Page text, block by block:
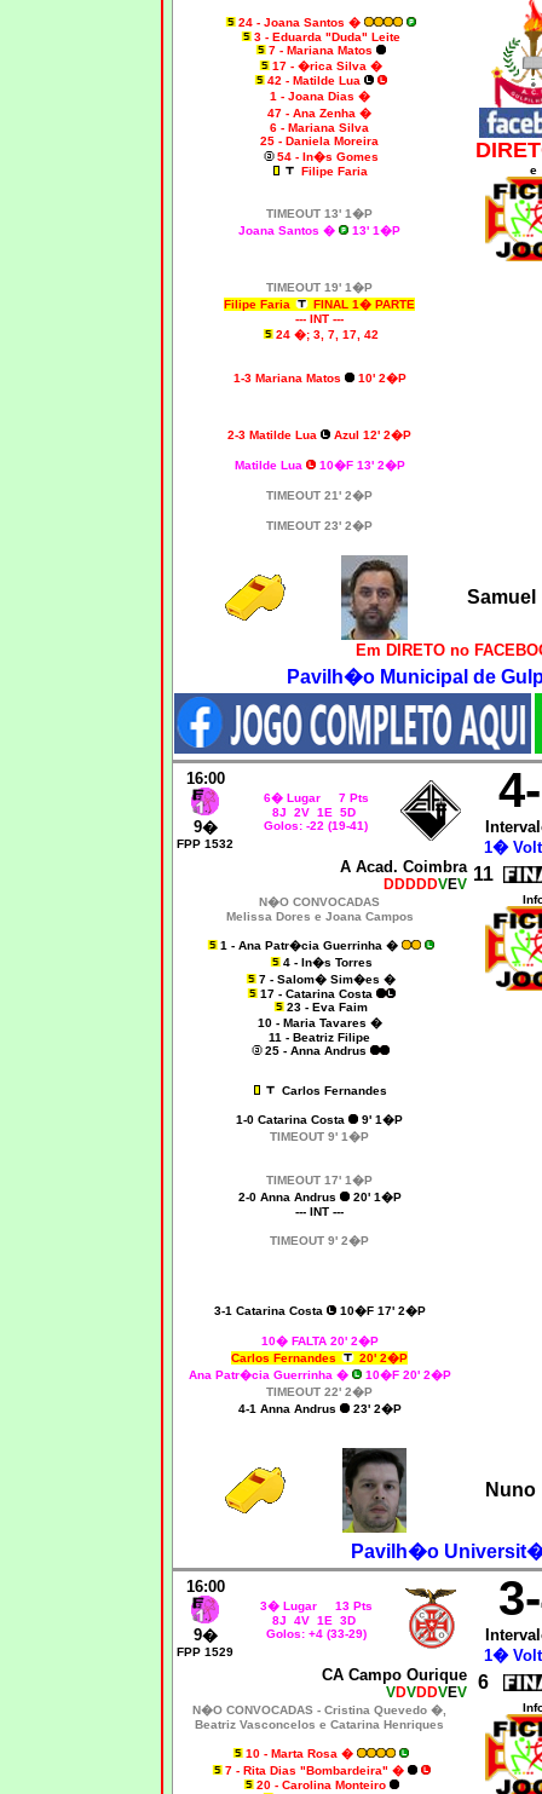
24 - Joana Santos �
3 - Eduarda "Duda" Leite
7 - Mariana Matos
17 - �rica Silva �
42 - Matilde Lua
1 - Joana Dias �
47 - Ana Zenha �
6 - Mariana Silva
25 - Daniela Moreira
54 - In�s Gomes
Filipe Faria
TIMEOUT 13' 1�P
Joana Santos �
13' 1�P
TIMEOUT 19' 1�P
Filipe Faria
FINAL 1� PARTE
--- INT ---
24 �; 3, 7, 17, 42
1-3 Mariana Matos 10' 2�P
2-3 Matilde Lua Azul 12' 2�P
Matilde Lua 10�F 13' 2�P
TIMEOUT 21' 2�P
TIMEOUT 23' 2�P
e
Samuel
Em DIRETO no
Pavilh�o Municipal de
16:00
9�
FPP 1532
6� Lugar 7 Pts
8J 2V 1E 5D
Golos: -22 (19-41)
1�
A Acad. Coimbra
DDDDDVEV 11
N�O CONVOCADAS
Melissa Dores e Joana Campos
1 - Ana Patr�cia Guerrinha �
4 - In�s Torres
7 - Salom� Sim�es �
17 - Catarina Costa
23 - Eva Faim
10 - Maria Tavares �
11 - Beatriz Filipe
25 - Anna Andrus
Carlos Fernandes
1-0 Catarina Costa
9' 1�P
TIMEOUT 9' 1�P
TIMEOUT 17' 1�P
2-0 Anna Andrus
20' 1�P
--- INT ---
TIMEOUT 9' 2�P
3-1 Catarina Costa 10�F 17' 2�P
10� FALTA 20' 2�P
Carlos Fernandes
20' 2�P
Ana Patr�cia Guerrinha �
10�F 20' 2�P
TIMEOUT 22' 2�P
4-1 Anna Andrus
23' 2�P
Nuno
Pavilh�o
16:00
9�
FPP 1529
3� Lugar 13 Pts
8J 4V 1E 3D
Golos: +4 (33-29)
1�
CA Campo Ourique
VDVDDVEV 6
N�O CONVOCADAS - Cristina Quevedo �,
Beatriz Vasconcelos e Catarina Henriques
10 - Marta Rosa �
7 - Rita Dias "Bombardeira" �
20 - Carolina Monteiro